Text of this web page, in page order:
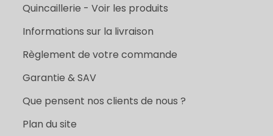
Quincaillerie - Voir les produits
Informations sur la livraison
Règlement de votre commande
Garantie & SAV
Que pensent nos clients de nous ?
Plan du site